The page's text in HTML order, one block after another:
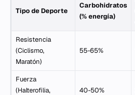
Tipo de Deporte
Carbohidratos
(% energía)
Resistencia
(Ciclismo,
Maratón)
55-65%
Fuerza
(Halterofilia,
40-50%